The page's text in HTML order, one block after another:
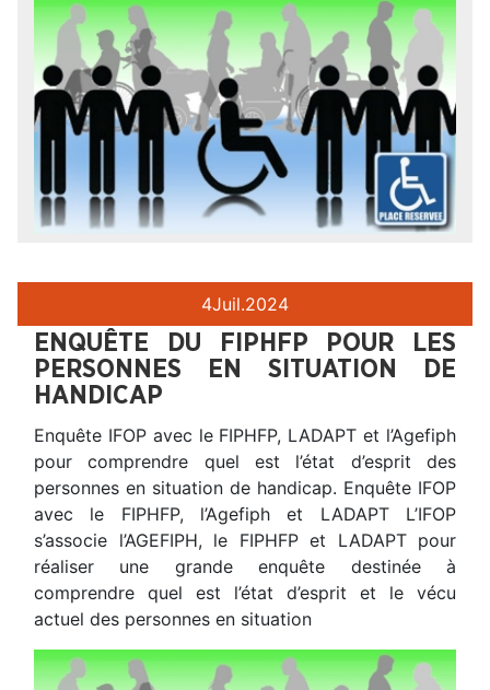
4Juil.2024
ENQUÊTE DU FIPHFP POUR LES
PERSONNES EN SITUATION DE
HANDICAP
Enquête IFOP avec le FIPHFP, LADAPT et l’Agefiph
pour comprendre quel est l’état d’esprit des
personnes en situation de handicap. Enquête IFOP
avec le FIPHFP, l’Agefiph et LADAPT L’IFOP
s’associe l’AGEFIPH, le FIPHFP et LADAPT pour
réaliser une grande enquête destinée à
comprendre quel est l’état d’esprit et le vécu
actuel des personnes en situation